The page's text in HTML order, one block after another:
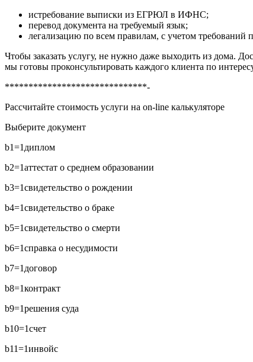
истребование выписки из ЕГРЮЛ в ИФНС;
перевод документа на требуемый язык;
легализацию по всем правилам, с учетом
Чтобы заказать услугу, не нужно даже выходить из дома.
мы готовы проконсультировать каждого клиента по
******************************-
Рассчитайте стоимость услуги на on-line калькуляторе
Выберите документ
b1=1 диплом
b2=1аттестат о среднем образовании
b3=1свидетельство о рождении
b4=1свидетельство о браке
b5=1свидетельство о смерти
b6=1справка о несудимости
b7=1 договор
b8=1контракт
b9=1решения суда
b10=1счет
b11=1инвойс